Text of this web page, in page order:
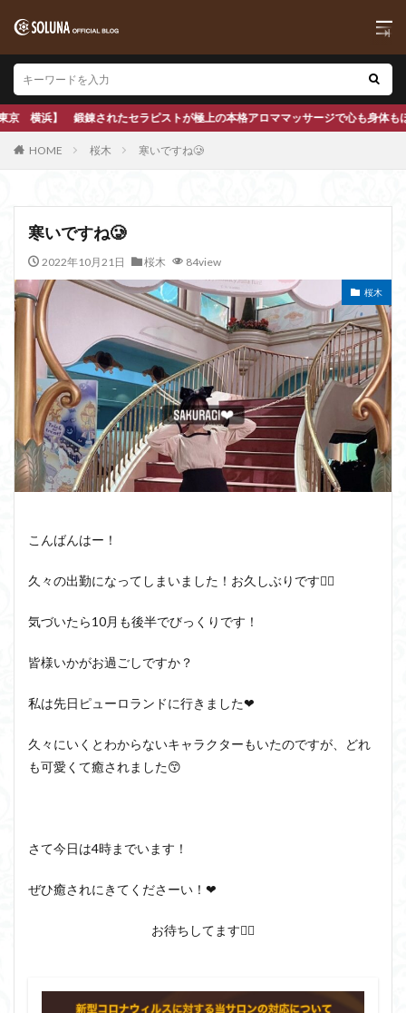
アロママッサージで心も身体もほぐします
HOME 桜木 寒いですね🥲
寒いですね🥲
2022年10月21日 桜木 84view
桜木
こんばんはー！
久々の出勤になってしまいました！お久しぶりです🙋‍♀️
気づいたら10月も後半でびっくりです！
皆様いかがお過ごしですか？
私は先日ピューロランドに行きました❤︎
久々にいくとわからないキャラクターもいたのですが、どれ
も可愛くて癒されました😙
さて今日は4時までいます！
ぜひ癒されにきてくださーい！❤︎
お待ちしてます🙋‍♀️